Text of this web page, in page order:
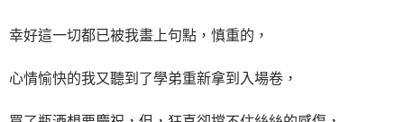
幸好這一切都已被我畫上句點，慎重的，
心情愉快的我又聽到了學弟重新拿到入場卷，